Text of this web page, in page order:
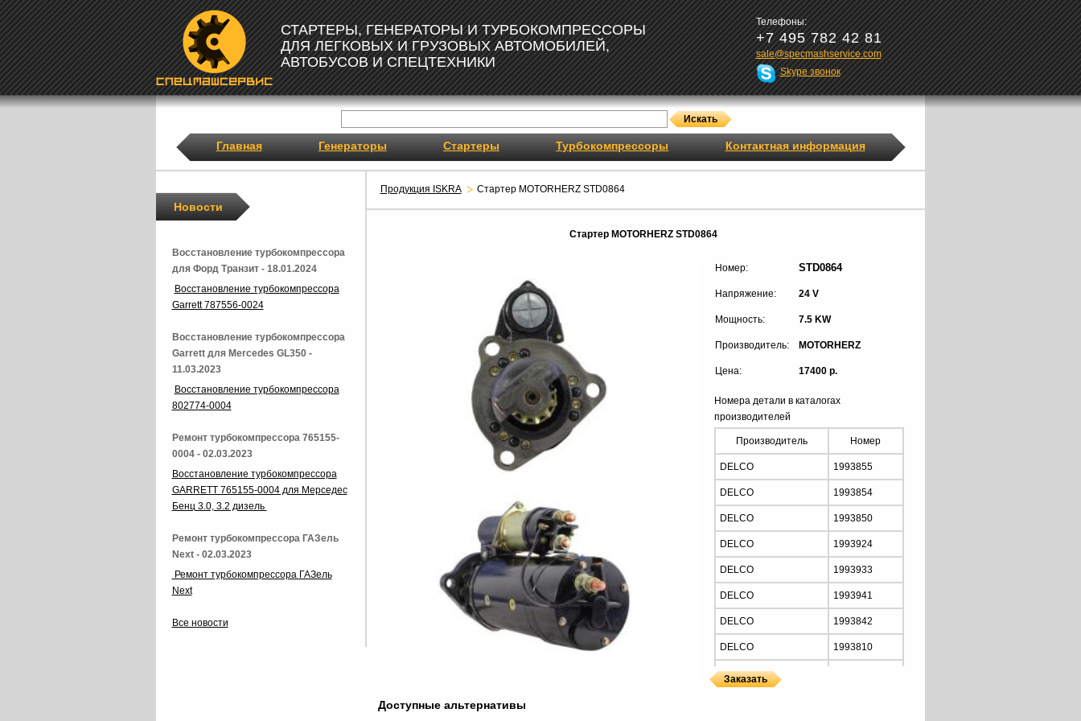
СТАРТЕРЫ, ГЕНЕРАТОРЫ И ТУРБОКОМПРЕССОРЫ
ДЛЯ ЛЕГКОВЫХ И ГРУЗОВЫХ АВТОМОБИЛЕЙ,
АВТОБУСОВ И СПЕЦТЕХНИКИ
Телефоны:
+7 495 782 42 81
sale@specmashservice.com
Skype звонок
Главная Генераторы Стартеры Турбокомпрессоры Контактная информация
Продукция ISKRA Стартер MOTORHERZ STD0864
Стартер MOTORHERZ STD0864
Номер: STD0864
Напряжение: 24 V
Мощность: 7.5 KW
Производитель: MOTORHERZ
Цена: 17400 р.
Номера детали в каталогах
производителей
Производитель Номер
DELCO 1993855
DELCO 1993854
DELCO 1993850
DELCO 1993924
DELCO 1993933
DELCO 1993941
DELCO 1993842
DELCO 1993810
DELCO
Доступные альтернативы
Новости
Восстановление турбокомпрессора
для Форд Транзит - 18.01.2024
Восстановление турбокомпрессора
Garrett 787556-0024
Восстановление турбокомпрессора
Garrett для Mercedes GL350 -
11.03.2023
Восстановление турбокомпрессора
802774-0004
Ремонт турбокомпрессора 765155-
0004 - 02.03.2023
Восстановление турбокомпрессора
GARRETT 765155-0004 для Мерседес
Бенц 3.0, 3.2 дизель
Ремонт турбокомпрессора ГАЗель
Next - 02.03.2023
Ремонт турбокомпрессора ГАЗель
Next
Все новости